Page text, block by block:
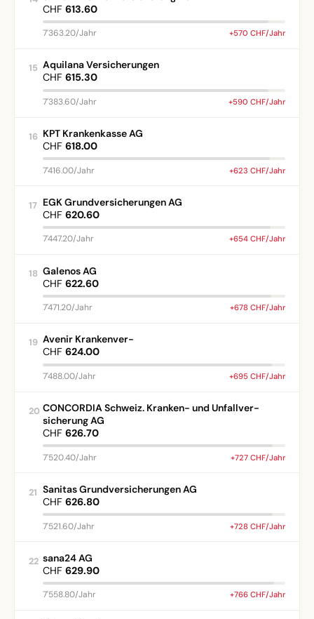
CHF 613.60
7'363.20/Jahr +570 CHF/Jahr
15 Aquilana Versicherungen
CHF 615.30
7'383.60/Jahr +590 CHF/Jahr
16 KPT Krankenkasse AG
CHF 618.00
7'416.00/Jahr +623 CHF/Jahr
17 EGK Grundversicherungen AG
CHF 620.60
7'447.20/Jahr +654 CHF/Jahr
18 Galenos AG
CHF 622.60
7'471.20/Jahr +678 CHF/Jahr
19 Avenir Krankenver-
CHF 624.00
7'488.00/Jahr +695 CHF/Jahr
20 CONCORDIA Schweiz. Kranken- und Unfallver-
sicherung AG
CHF 626.70
7'520.40/Jahr +727 CHF/Jahr
21 Sanitas Grundversicherungen AG
CHF 626.80
7'521.60/Jahr +728 CHF/Jahr
22 sana24 AG
CHF 629.90
7'558.80/Jahr +766 CHF/Jahr